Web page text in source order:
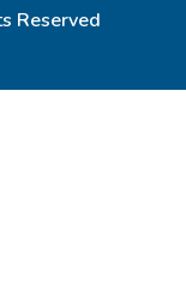
Reserved